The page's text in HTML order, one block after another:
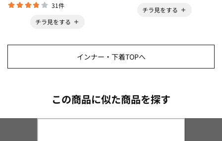
31件
チラ見をする
チラ見をする
インナー・下着TOPへ
この商品に似た商品を探す